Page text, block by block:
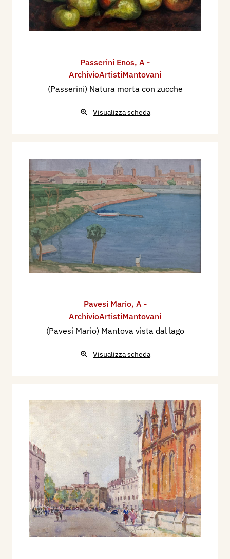
Passerini Enos, A -
ArchivioArtistiMantovani
(Passerini) Natura morta con zucche
Visualizza scheda
Pavesi Mario, A -
ArchivioArtistiMantovani
(Pavesi Mario) Mantova vista dal lago
Visualizza scheda